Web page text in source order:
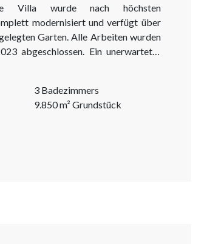
Villa wurde nach höchsten
modernisiert und verfügt über
Garten. Alle Arbeiten wurden
abgeschlossen. Ein unerwarteter
ist ein absolutes Muss, wenn Sie
Natur gelegenes Haus mit
3 Badezimmers
9.850m² Grundstück